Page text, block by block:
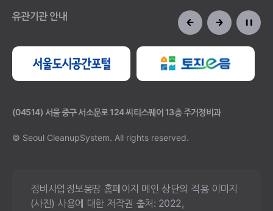
유관기관 안내
(04514) 서울 중구 서소문로 124 씨티스퀘어 13층 주거정비과
© Seoul CleanupSystem. All rights reserved.
정비사업정보몽땅 홈페이지 메인 상단의 적용 이미지
(사진) 사용에 대한 저작권 출처: 2022,